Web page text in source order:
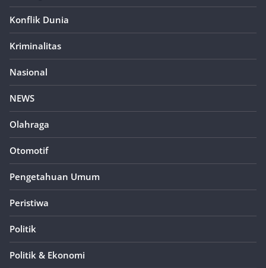
Konflik Dunia
Kriminalitas
Nasional
NEWS
Olahraga
Otomotif
Pengetahuan Umum
Peristiwa
Politik
Politik & Ekonomi